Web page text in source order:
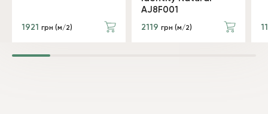
1921 грн (м/2)
AJ8F001
2119 грн (м/2)